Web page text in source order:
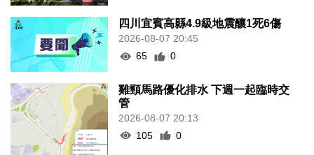
四川宜賓高縣4.9級地震釀1死6傷
2026-08-07 20:45
65
0
雞頸馬路優化排水 下週一起臨時交
管
2026-08-07 20:13
105
0